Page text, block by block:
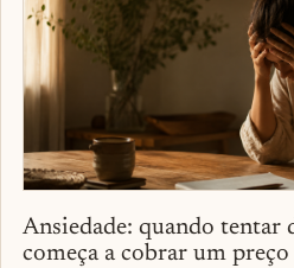
Ansiedade: quando tentar
começa a cobrar um preço